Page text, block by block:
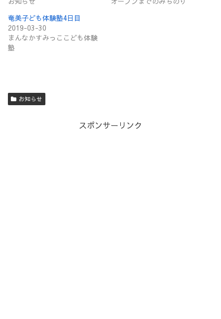
奄美子ども体験塾4日目
2019-03-30
まんなかすみっここども体験
塾
お知らせ
スポンサーリンク